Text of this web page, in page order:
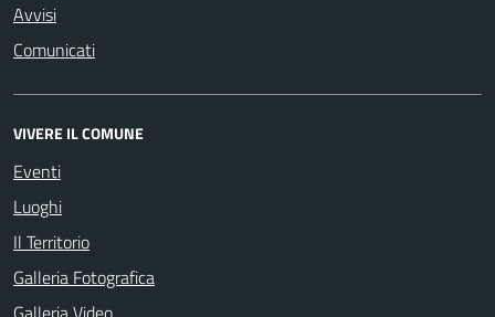
Avvisi
Comunicati
VIVERE IL COMUNE
Eventi
Luoghi
Il Territorio
Galleria Fotografica